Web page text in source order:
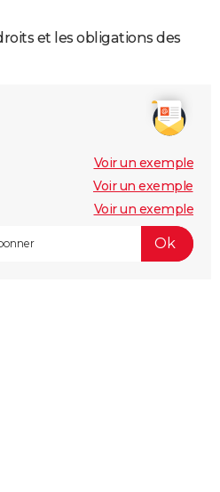
et les obligations des
Voir un exemple
Voir un exemple
Voir un exemple